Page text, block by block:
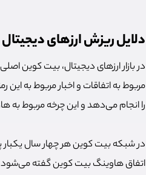
دلایل ریزش ارزهای دیجیتال
در بازار ارزهای دیجیتال، بیت کوین
مربوط به اتفاقات و اخبار مربوط به
را انجام می‌دهد و این چرخه مربوط
در شبکه بیت کوین هر چهار سال
اتفاق هاوینگ بیت کوین گفته